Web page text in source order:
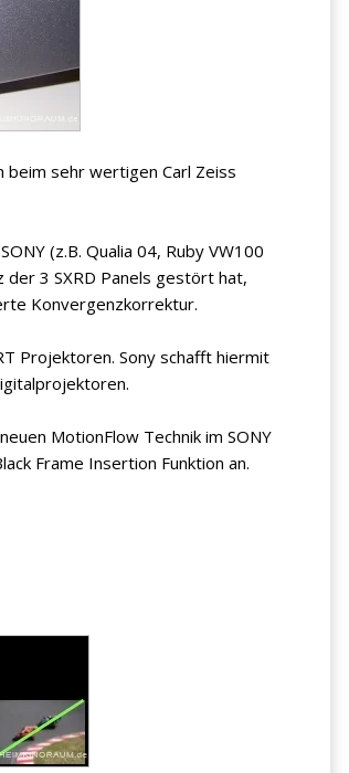
beim sehr wertigen Carl Zeiss
(z.B. Qualia 04, Ruby VW100
3 SXRD Panels gestört hat,
Konvergenzkorrektur.
Projektoren. Sony schafft hiermit
MotionFlow Technik im SONY
Frame Insertion Funktion an.